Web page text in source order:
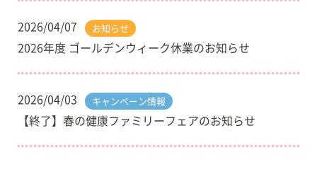
2026/04/07 お知らせ
2026年度 ゴールデンウィーク休業のお知らせ
2026/04/03 キャンペーン情報
【終了】春の健康ファミリーフェアのお知らせ